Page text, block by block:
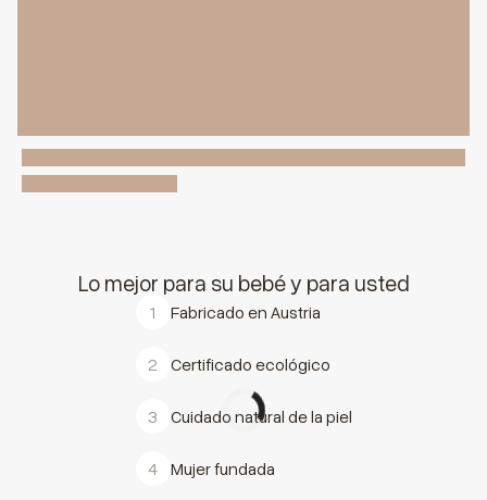
Lo mejor para su bebé y para usted
1 Fabricado en Austria
2 Certificado ecológico
3 Cuidado natural de la piel
4 Mujer fundada